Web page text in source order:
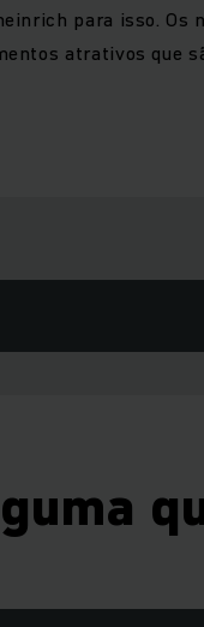
para isso. Os
atrativos que